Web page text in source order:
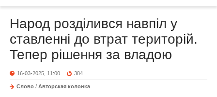
Народ розділився навпіл у
ставленні до втрат територій.
Тепер рішення за владою
16-03-2025, 11:00 384
Слово / Авторская колонка